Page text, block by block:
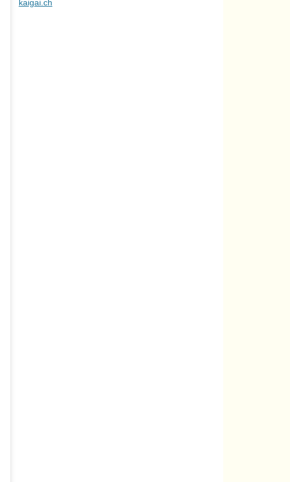
kaigai.ch